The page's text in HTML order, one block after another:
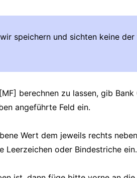
speichern und sichten keine
berechnen zu lassen, gib Bank
angeführte Feld ein.
Wert dem jeweils rechts
Leerzeichen oder Bindestriche ein.